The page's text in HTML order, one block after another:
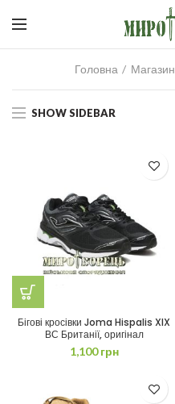
Головна Магазин
SHOW SIDEBAR
Бігові кросівки Joma Hispalis XIX
ВС Британії, оригінал
1,100грн